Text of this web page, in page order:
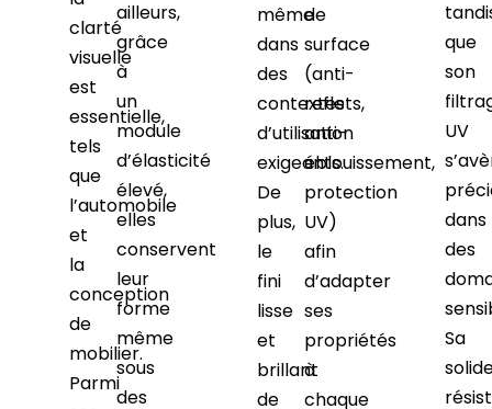
clarté
visuelle
est
essentielle,
tels
que
l’automobile
et
la
conception
de
mobilier.
Parmi
ailleurs,
grâce
à
un
module
d’élasticité
élevé,
elles
conservent
leur
forme
même
sous
des
même
dans
des
contextes
d’utilisation
exigeants.
De
plus,
le
fini
lisse
et
brillant
de
de
surface
(anti-
reflets,
anti-
éblouissement,
protection
UV)
afin
d’adapter
ses
propriétés
à
chaque
que
son
UV
dans
des
Sa